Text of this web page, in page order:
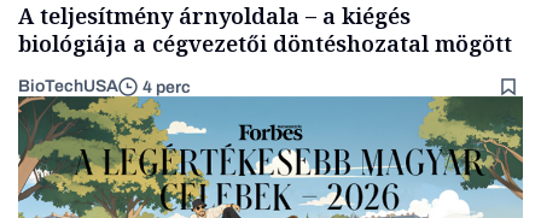
A teljesítmény árnyoldala – a kiégés
biológiája a cégvezetői döntéshozatal mögött
BioTechUSA 4 perc